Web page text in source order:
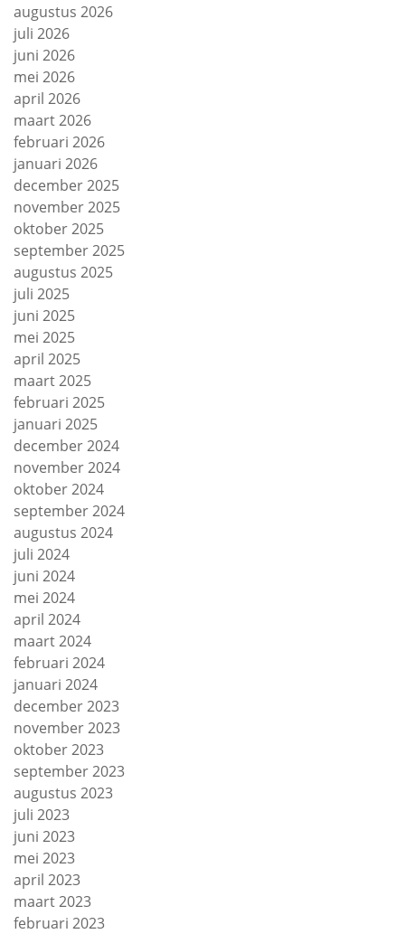
augustus 2026
juli 2026
juni 2026
mei 2026
april 2026
maart 2026
februari 2026
januari 2026
december 2025
november 2025
oktober 2025
september 2025
augustus 2025
juli 2025
juni 2025
mei 2025
april 2025
maart 2025
februari 2025
januari 2025
december 2024
november 2024
oktober 2024
september 2024
augustus 2024
juli 2024
juni 2024
mei 2024
april 2024
maart 2024
februari 2024
januari 2024
december 2023
november 2023
oktober 2023
september 2023
augustus 2023
juli 2023
juni 2023
mei 2023
april 2023
maart 2023
februari 2023